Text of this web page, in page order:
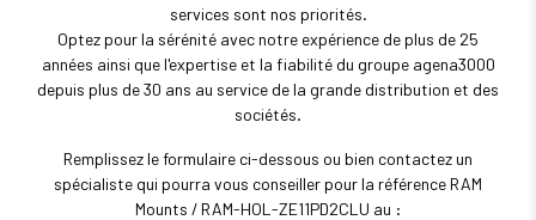
services sont nos priorités.
Optez pour la sérénité avec notre expérience de plus de 25
années ainsi que l'expertise et la fiabilité du groupe agena3000
depuis plus de 30 ans au service de la grande distribution et des
sociétés.
Remplissez le formulaire ci-dessous ou bien contactez un
spécialiste qui pourra vous conseiller pour la référence RAM
Mounts / RAM-HOL-ZE11PD2CLU au :